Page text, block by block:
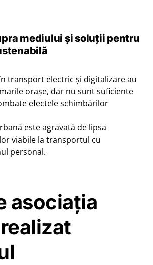
mediului și soluții pentru
transport electric și digitalizare au
orașe, dar nu sunt suficiente
efectele schimbărilor
este agravată de lipsa
viabile la transportul cu
personal.
asociația